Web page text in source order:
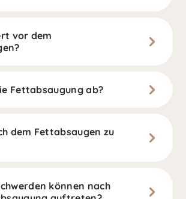
vor dem
Fettabsaugung ab?
dem Fettabsaugen zu
können nach